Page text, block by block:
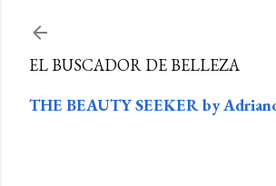
EL BUSCADOR DE BELLEZA
THE BEAUTY SEEKER by